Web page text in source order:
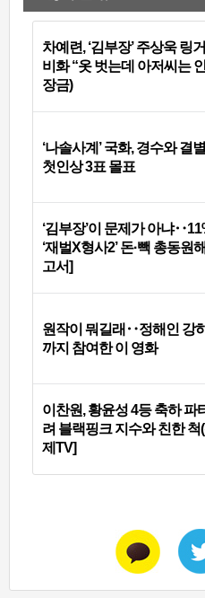
차예련, ‘김부장’ 주상욱 링
비화 “옷 벗는데 아저씨는
장금)
‘나솔사계’ 국화, 경수와 결
첫인상 3표 몰표
‘김부장’이 문제가 아냐
‘재벌X형사2’ 돈·빽 총동원
고서]
원작이 뭐길래‥정해인 강
까지 참여한 이 영화
이찬원, 황윤성 4등 축하
려 블랙핑크 지수와 친한 척
제TV]